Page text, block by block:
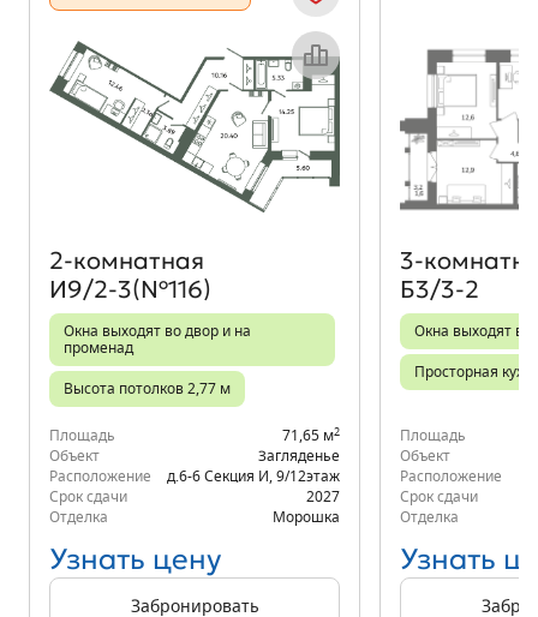
Объект месяца
2‑комнатная
И9/2-3(№116)
Окна выходят во двор и на
променад
Высота потолков 2,77 м
Площадь 71,65 м2
Объект
Загляденье
Расположение
д.6-6 Секция И 9/12этаж
Срок сдачи
2027
Отделка
Морошка
Узнать цену
Забронировать
Б3/3-2
Окна выходят во
Просторная
Площадь
Объект
Расположение
Срок сдачи
Отделка
Узнать